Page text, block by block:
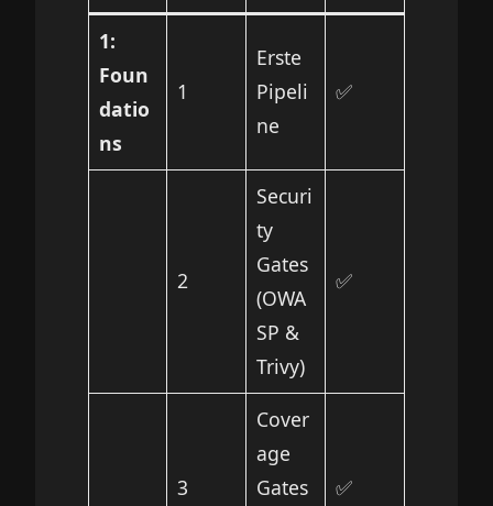
1:
Foun
datio
ns
1
Erste
Pipeli
ne
✅
2
Securi
ty
Gates
(OWA
SP &
Trivy)
✅
3
Cover
age
Gates
✅